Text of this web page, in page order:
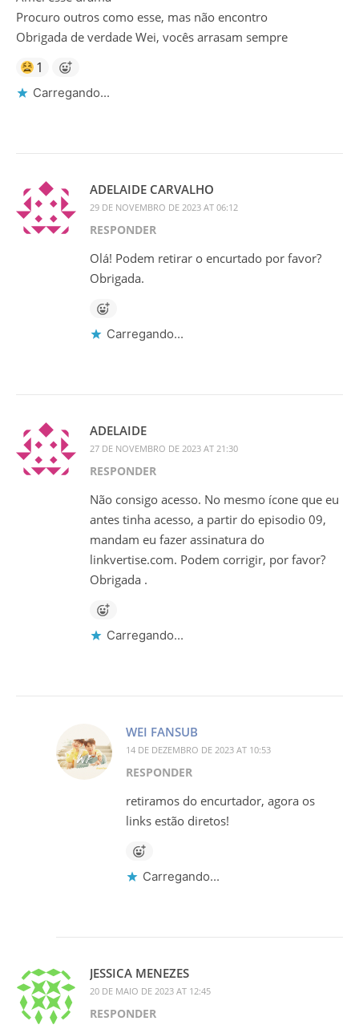
Procuro outros como esse, mas não encontro
Obrigada de verdade Wei, vocês arrasam sempre
1
Carregando...
ADELAIDE CARVALHO
29 DE NOVEMBRO DE 2023 AT 06:12
RESPONDER
Olá! Podem retirar o encurtado por favor?
Obrigada.
Carregando...
ADELAIDE
27 DE NOVEMBRO DE 2023 AT 21:30
RESPONDER
Não consigo acesso. No mesmo ícone que eu
antes tinha acesso, a partir do episodio 09,
mandam eu fazer assinatura do
linkvertise.com. Podem corrigir, por favor?
Obrigada .
Carregando...
WEI FANSUB
14 DE DEZEMBRO DE 2023 AT 10:53
RESPONDER
retiramos do encurtador, agora os
links estão diretos!
Carregando...
JESSICA MENEZES
20 DE MAIO DE 2023 AT 12:45
RESPONDER